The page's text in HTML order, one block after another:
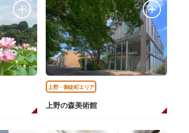
上野・御徒町エリア
上野の森美術館